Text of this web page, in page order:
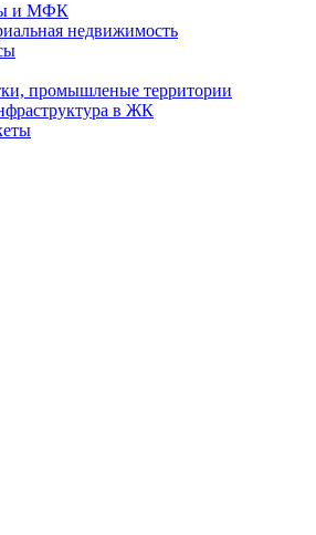
и МФК
недвижимость
промышленые территории
в ЖК